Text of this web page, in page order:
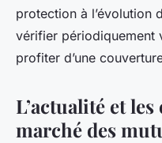
protection à l’évolution
vérifier périodiquement
profiter d’une
L’actualité et
marché des